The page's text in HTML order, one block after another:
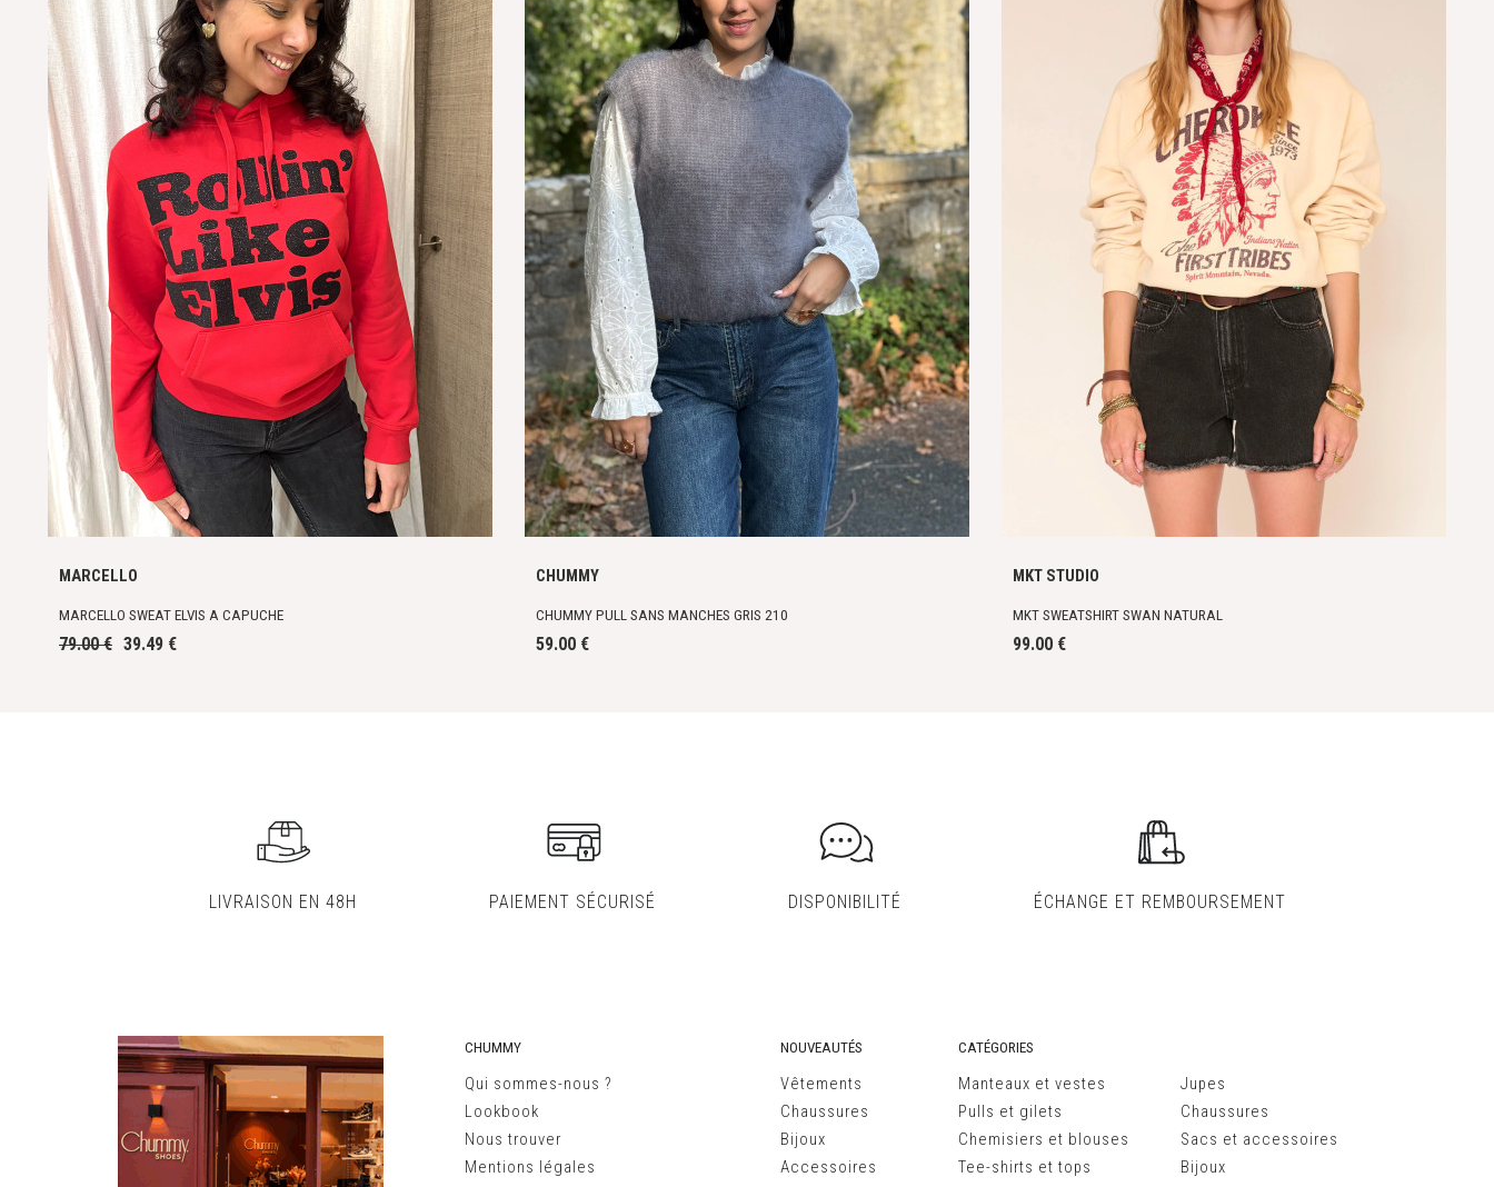
MARCELLO
MARCELLO SWEAT ELVIS A CAPUCHE
79.00 € 39.49 €
CHUMMY
CHUMMY PULL SANS MANCHES GRIS 210
59.00 €
MKT STUDIO
MKT SWEATSHIRT SWAN NATURAL
99.00 €
LIVRAISON EN 48H PAIEMENT SÉCURISÉ DISPONIBILITÉ ÉCHANGE ET REMBOURSEMENT
CHUMMY
Qui sommes-nous ?
Lookbook
Nous trouver
Mentions légales
NOUVEAUTÉS
Vêtements
Chaussures
Bijoux
Accessoires
CATÉGORIES
Manteaux et vestes
Pulls et gilets
Chemisiers et blouses
Tee-shirts et tops
Jupes
Chaussures
Sacs et accessoires
Bijoux